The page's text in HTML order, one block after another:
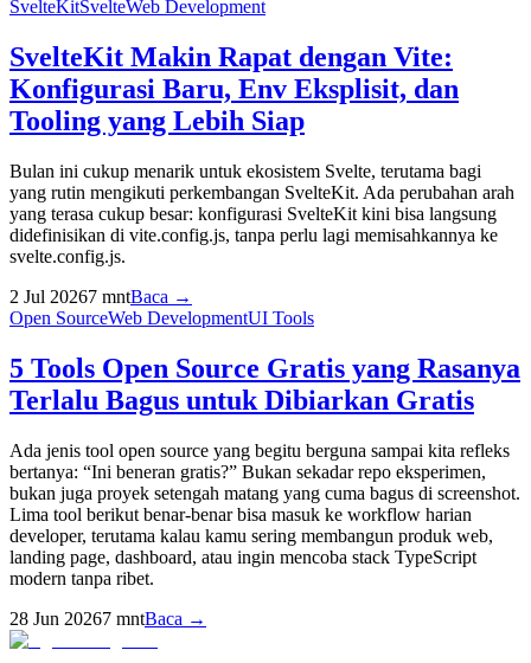
SvelteKitSvelteWeb Development
SvelteKit Makin Rapat dengan Vite:
Konfigurasi Baru, Env Eksplisit, dan
Tooling yang Lebih Siap
Bulan ini cukup menarik untuk ekosistem Svelte, terutama bagi
yang rutin mengikuti perkembangan SvelteKit. Ada perubahan arah
yang terasa cukup besar: konfigurasi SvelteKit kini bisa langsung
didefinisikan di vite.config.js, tanpa perlu lagi memisahkannya ke
svelte.config.js.
2 Jul 20267 mntBaca →
Open SourceWeb DevelopmentUI Tools
5 Tools Open Source Gratis yang Rasanya
Terlalu Bagus untuk Dibiarkan Gratis
Ada jenis tool open source yang begitu berguna sampai kita refleks
bertanya: “Ini beneran gratis?” Bukan sekadar repo eksperimen,
bukan juga proyek setengah matang yang cuma bagus di screenshot.
Lima tool berikut benar-benar bisa masuk ke workflow harian
developer, terutama kalau kamu sering membangun produk web,
landing page, dashboard, atau ingin mencoba stack TypeScript
modern tanpa ribet.
28 Jun 20267 mntBaca →